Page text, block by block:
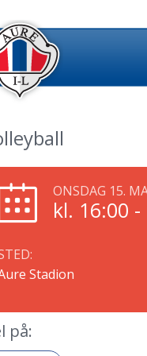
ONSDAG 15.
kl. 16:00 -
Stadion
på: